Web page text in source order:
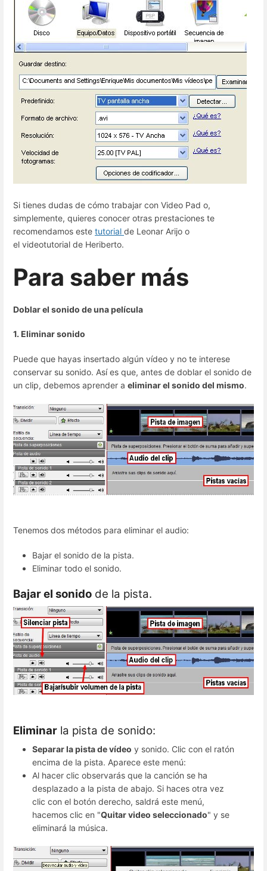
Si tienes dudas de cómo trabajar con Video Pad o,
simplemente, quieres conocer otras prestaciones te
recomendamos este tutorial de Leonar Arijo o
el videotutorial de Heriberto.
Para saber más
Doblar el sonido de una película
1. Eliminar sonido
Puede que hayas insertado algún vídeo y no te interese
conservar su sonido. Así es que, antes de doblar el sonido de
un clip, debemos aprender a eliminar el sonido del mismo.
Tenemos dos métodos para eliminar el audio:
Bajar el sonido de la pista.
Eliminar todo el sonido.
Bajar el sonido de la pista.
Eliminar la pista de sonido:
Separar la pista de vídeo y sonido. Clic con el ratón
encima de la pista. Aparece este menú:
Al hacer clic observarás que la canción se ha
desplazado a la pista de abajo. Si haces otra vez
clic con el botón derecho, saldrá este menú,
hacemos clic en "Quitar video seleccionado" y se
eliminará la música.